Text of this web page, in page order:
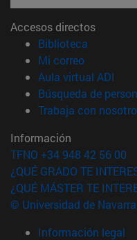
Accesos directos
Biblioteca
Mi correo(abre en
Aula virtual ADI
Búsqueda de
Trabaja con
Información
TFNO +34 948 42 56 00
¿QUÉ GRADO TE
¿QUÉ MÁSTER TE
© Universidad de Navarra
Información legal